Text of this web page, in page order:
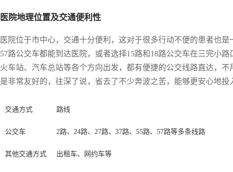
医院地理位置及交通便利性
医院位于市中心，交通十分便利，这对于很多行动不便的患者也是
57路公交车都能到达医院，或者选择15路和18路公交车在三完小
火车站、汽车总站等各个方向出发，都有便捷的公交线路直达，
是非常友好的，往深了说，省去了不少奔波之苦，能够更安心地投
交通方式 路线
公交车 2路、24路、27路、37路、55路、57路等多条线路
其他交通方式 出租车、网约车等